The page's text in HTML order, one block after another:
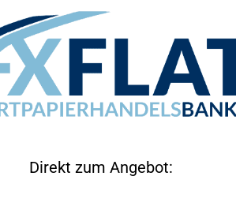
Direkt zum Angebot: